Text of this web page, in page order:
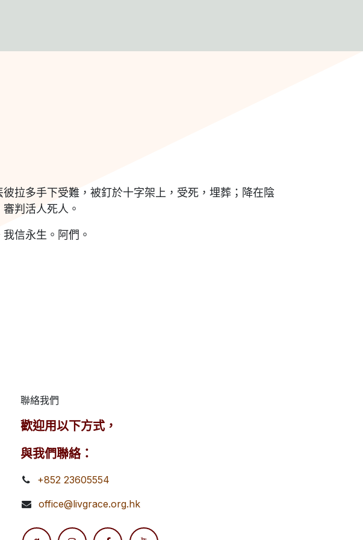
拉多手下受難，被釘於十字架上，受死，埋葬；降在陰
判活人死人。
信永生。阿們。
聯絡我們
歡迎用以下方式，
與我們聯絡：
+852 23605554
office@livgrace.org.hk